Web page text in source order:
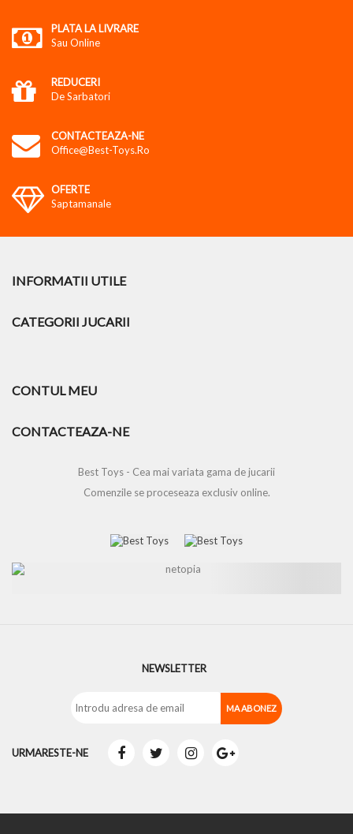
PLATA LA LIVRARE
Sau Online
REDUCERI
De Sarbatori
CONTACTEAZA-NE
Office@best-Toys.ro
OFERTE
Saptamanale
INFORMATII UTILE
CATEGORII JUCARII
CONTUL MEU
CONTACTEAZA-NE
Best Toys - Cea mai variata gama de jucarii
Comenzile se proceseaza exclusiv online.
NEWSLETTER
URMARESTE-NE